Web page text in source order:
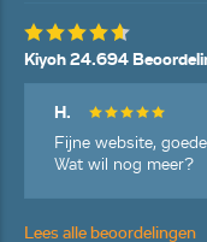
Kiyoh 24.694
H.
Fijne website,
Wat wil nog meer?
Lees alle beoordelingen